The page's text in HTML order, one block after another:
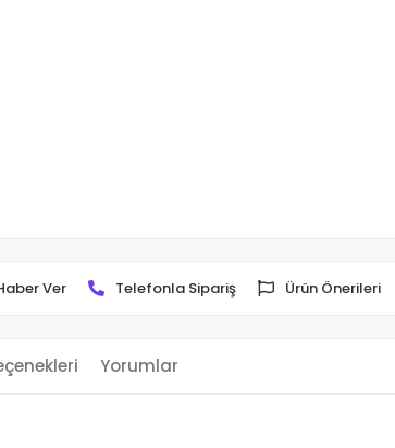
Ver Telefonla Sipariş Ürün Önerileri
Yorumlar